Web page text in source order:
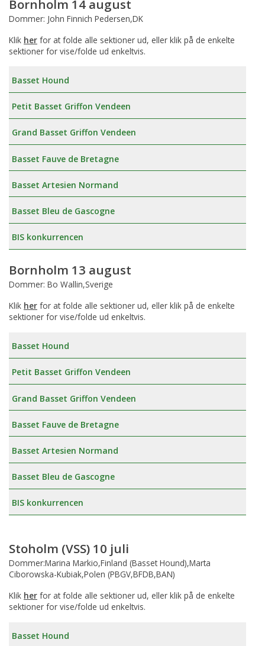
Bornholm 14 august
Dommer: John Finnich Pedersen,DK
Klik her for at folde alle sektioner ud, eller klik på de enkelte
sektioner for vise/folde ud enkeltvis.
Basset Hound
Petit Basset Griffon Vendeen
Grand Basset Griffon Vendeen
Basset Fauve de Bretagne
Basset Artesien Normand
Basset Bleu de Gascogne
BIS konkurrencen
Bornholm 13 august
Dommer: Bo Wallin,Sverige
Klik her for at folde alle sektioner ud, eller klik på de enkelte
sektioner for vise/folde ud enkeltvis.
Basset Hound
Petit Basset Griffon Vendeen
Grand Basset Griffon Vendeen
Basset Fauve de Bretagne
Basset Artesien Normand
Basset Bleu de Gascogne
BIS konkurrencen
Stoholm (VSS) 10 juli
Dommer:Marina Markio,Finland (Basset Hound),Marta
Ciborowska-Kubiak,Polen (PBGV,BFDB,BAN)
Klik her for at folde alle sektioner ud, eller klik på de enkelte
sektioner for vise/folde ud enkeltvis.
Basset Hound